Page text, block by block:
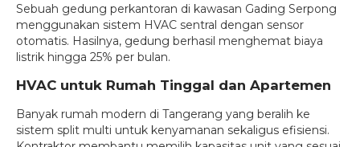
Sebuah gedung perkantoran di kawasan Gading Serpong
menggunakan sistem HVAC sentral dengan sensor
otomatis. Hasilnya, gedung berhasil menghemat biaya
listrik hingga 25% per bulan.
HVAC untuk Rumah Tinggal dan Apartemen
Banyak rumah modern di Tangerang yang beralih ke
sistem split multi untuk kenyamanan sekaligus efisiensi.